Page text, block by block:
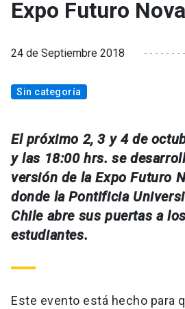
Expo Futuro
24 de Septiembre 2018
Sin categoría
El próximo 2, 3 y 4 de
y las 18:00 hrs. se
versión de la Expo Futuro
donde la Pontificia
Chile abre sus puertas a
estudiantes.
Este evento está hecho para